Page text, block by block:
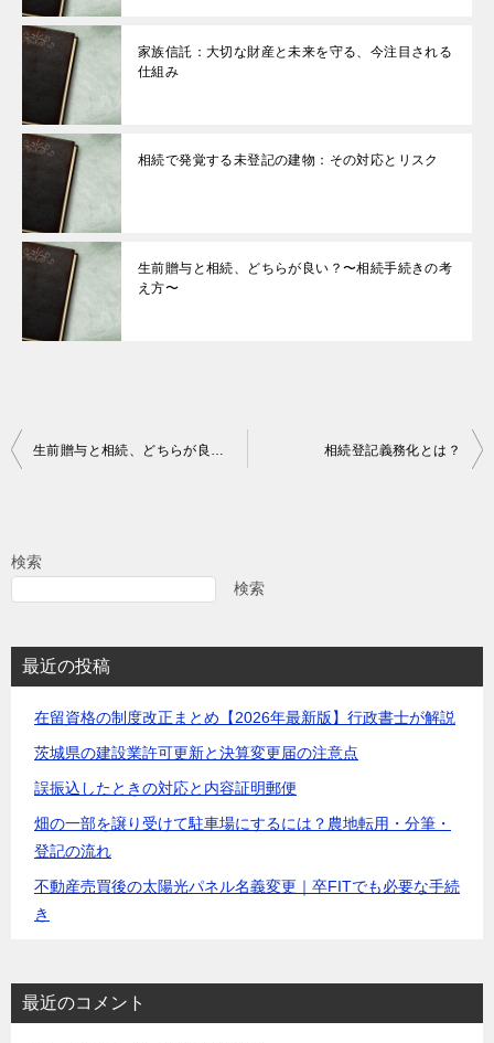
家族信託：大切な財産と未来を守る、今注目される
仕組み
相続で発覚する未登記の建物：その対応とリスク
生前贈与と相続、どちらが良い？〜相続手続きの考
え方〜
投
ビ
シ
ョ
生前贈与と相続、どちらが良い？〜相続手続きの考え方〜 相続登記義務化とは？
検索
検索
最近の投稿
在留資格の制度改正まとめ【2026年最新版】行政書士が解説
茨城県の建設業許可更新と決算変更届の注意点
誤振込したときの対応と内容証明郵便
畑の一部を譲り受けて駐車場にするには？農地転用・分筆・
登記の流れ
不動産売買後の太陽光パネル名義変更｜卒FITでも必要な手続
き
最近のコメント